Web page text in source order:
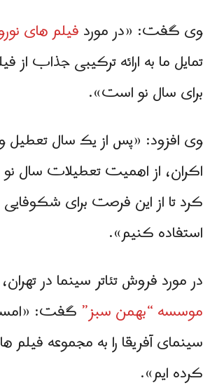
وی گفت: «در موردفیلم های نوروز
تمایل ما به ارائه ترکیبی جذاب
برای سال نو است».
وی افزود: «پس از یک سال تعطیل
اکران، از اهمیت تعطیلات سال
کرد تا از این فرصت برای
استفاده کنیم».
در مورد فروش تئاتر سینما در
موسسه “بهمن سبز”گفت:
سینمای آفریقا را به مجموعه فیلم
کرده ایم».